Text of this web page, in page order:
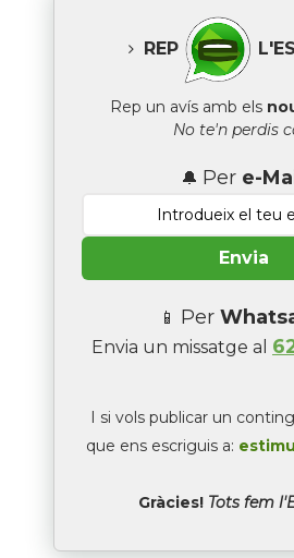
REP
Rep un avís amb els
No te'n perdis
🔔 Per e-
Envia
📱 Per
Envia un missatge al
I si vols publicar un
que ens escriguis a:
Gràcies! Tots fem